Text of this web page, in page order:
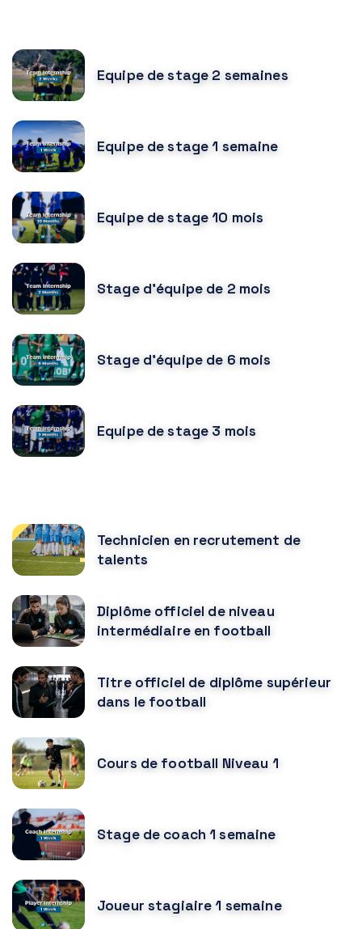
Equipe de stage 2 semaines
Equipe de stage 1 semaine
Equipe de stage 10 mois
Stage d'équipe de 2 mois
Stage d'équipe de 6 mois
Equipe de stage 3 mois
Technicien en recrutement de
talents
Diplôme officiel de niveau
intermédiaire en football
Titre officiel de diplôme supérieur
dans le football
Cours de football Niveau 1
Stage de coach 1 semaine
Joueur stagiaire 1 semaine